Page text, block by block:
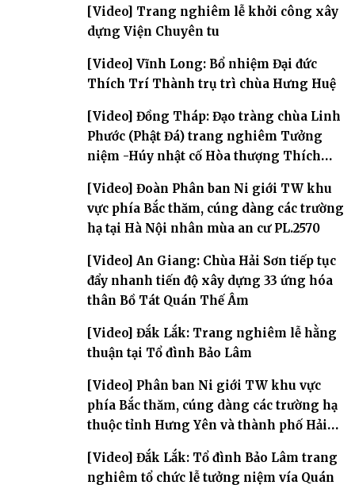
[Video] Trang nghiêm lễ khởi công xây
dựng Viện Chuyên tu
[Video] Vĩnh Long: Bổ nhiệm Đại đức
Thích Trí Thành trụ trì chùa Hưng Huệ
[Video] Đồng Tháp: Đạo tràng chùa Linh
Phước (Phật Đá) trang nghiêm Tưởng
niệm -Húy nhật cố Hòa thượng Thích
[Video] Đoàn Phân ban Ni giới TW khu
vực phía Bắc thăm, cúng dàng các trường
hạ tại Hà Nội nhân mùa an cư PL.2570
[Video] An Giang: Chùa Hải Sơn tiếp tục
đẩy nhanh tiến độ xây dựng 33 ứng hóa
thân Bồ Tát Quán Thế Âm
[Video] Đắk Lắk: Trang nghiêm lễ hằng
thuận tại Tổ đình Bảo Lâm
[Video] Phân ban Ni giới TW khu vực
phía Bắc thăm, cúng dàng các trường hạ
thuộc tỉnh Hưng Yên và thành phố Hải
[Video] Đắk Lắk: Tổ đình Bảo Lâm trang
nghiêm tổ chức lễ tưởng niệm vía Quán